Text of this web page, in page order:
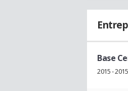
Base
2015 - 2015